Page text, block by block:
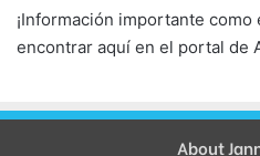
¡Información importante como
encontrar aquí en el portal de
About